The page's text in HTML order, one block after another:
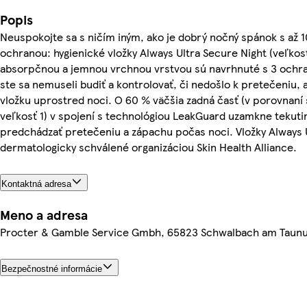
Popis
Neuspokojte sa s ničím iným, ako je dobrý nočný spánok s až
ochranou: hygienické vložky Always Ultra Secure Night
absorpčnou a jemnou vrchnou vrstvou sú navrhnuté s 3
ste sa nemuseli budiť a kontrolovať, či nedošlo k pretečeniu,
vložku uprostred noci. O 60 % väčšia zadná časť (v porovnaní
veľkosť 1) v spojení s technológiou LeakGuard uzamkne
predchádzať pretečeniu a zápachu počas noci. Vložky Always
dermatologicky schválené organizáciou Skin Health Alliance.
Kontaktná adresa
Meno a adresa
Procter & Gamble Service Gmbh, 65823 Schwalbach am
Bezpečnostné informácie